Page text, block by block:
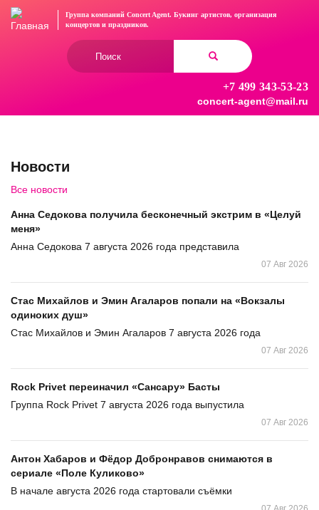
Перейти
Группа компаний Concert Agent. Букинг артистов, организация
концертови праздников.
+7 499 343-53-23
concert-agent@mail.ru
Новости
Все новости
Анна Седокова получила бесконечный экстрим в «Целуй
меня»
Анна Седокова 7 августа 2026 года представила
07 Авг 2026
Стас Михайлов и Эмин Агаларов попали на «Вокзалы
одиноких душ»
Стас Михайлов и Эмин Агаларов 7 августа 2026 года
07 Авг 2026
Rock Privet переиначил «Сансару» Басты
Группа Rock Privet 7 августа 2026 года выпустила
07 Авг 2026
Антон Хабаров и Фёдор Добронравов снимаются в
сериале «Поле Куликово»
В начале августа 2026 года стартовали съёмки